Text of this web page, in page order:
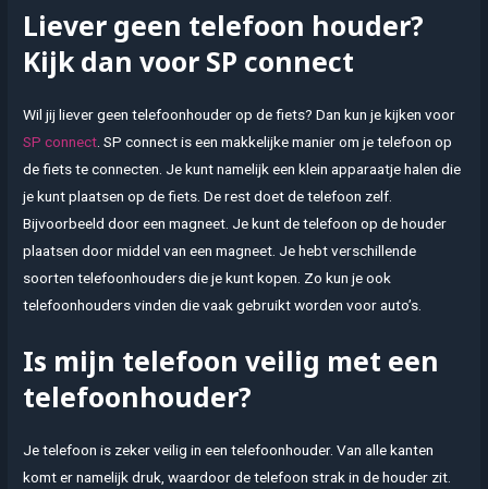
Liever geen telefoon houder?
Kijk dan voor SP connect
Wil jij liever geen telefoonhouder op de fiets? Dan kun je kijken voor
SP connect . SP connect is een makkelijke manier om je telefoon op
de fiets te connecten. Je kunt namelijk een klein apparaatje halen die
je kunt plaatsen op de fiets. De rest doet de telefoon zelf.
Bijvoorbeeld door een magneet. Je kunt de telefoon op de houder
plaatsen door middel van een magneet. Je hebt verschillende
soorten telefoonhouders die je kunt kopen. Zo kun je ook
telefoonhouders vinden die vaak gebruikt worden voor auto’s.
Is mijn telefoon veilig met een
telefoonhouder?
Je telefoon is zeker veilig in een telefoonhouder. Van alle kanten
komt er namelijk druk, waardoor de telefoon strak in de houder zit.